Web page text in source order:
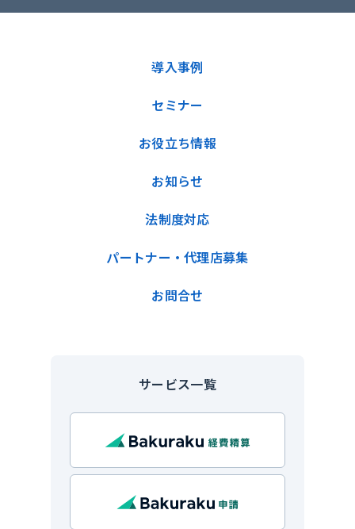
導入事例
セミナー
お役立ち情報
お知らせ
法制度対応
パートナー・代理店募集
お問合せ
サービス一覧